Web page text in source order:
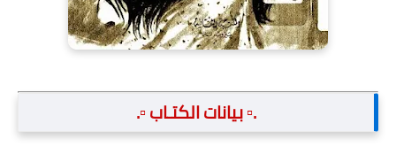
.▫️ بيانات الكتـاب ▫️.